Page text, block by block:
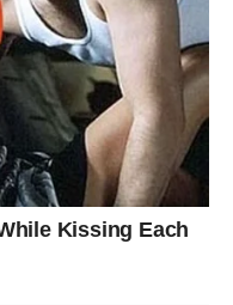
znakovima
potpuno će
odluke. Posebno će
i Vodolije
više ništa neće
pokazuje da prava
kada je najviše